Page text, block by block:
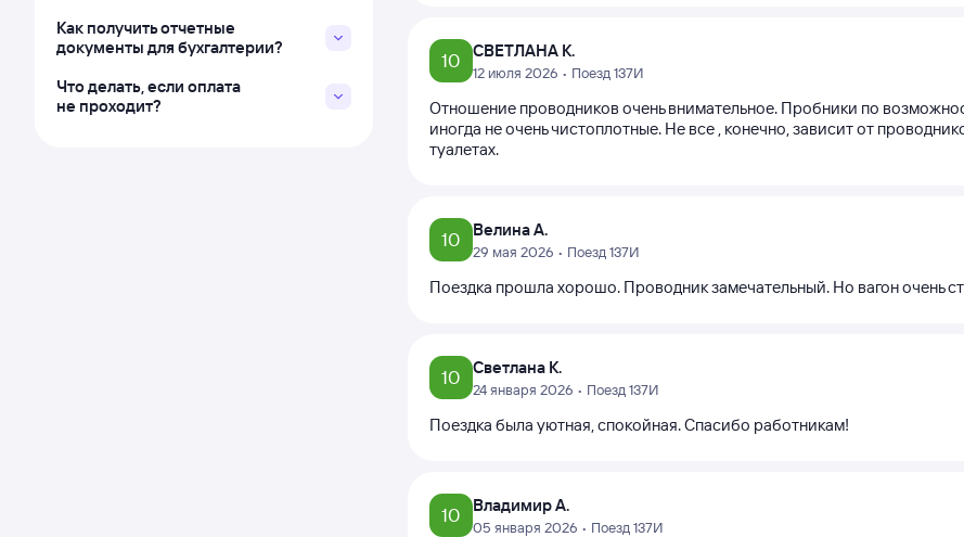
Как получить отчетные
документы для бухгалтерии?
Что делать, если оплата
не проходит?
10 СВЕТЛАНА К.
12 июля 2026 • Поезд 137И
Отношение проводников очень внимательное. Пробники по
иногда не очень чистоплотные. Не все , конечно, зависит от
туалетах.
10 Велина А.
29 мая 2026 • Поезд 137И
Поездка прошла хорошо. Проводник замечательный. Но вагон очень
10 Светлана К.
24 января 2026 • Поезд 137И
Поездка была уютная, спокойная. Спасибо работникам!
10 Владимир А.
05 января 2026 • Поезд 137И